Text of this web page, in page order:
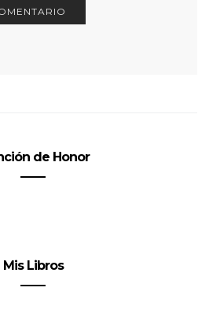
de Honor
Mis Libros